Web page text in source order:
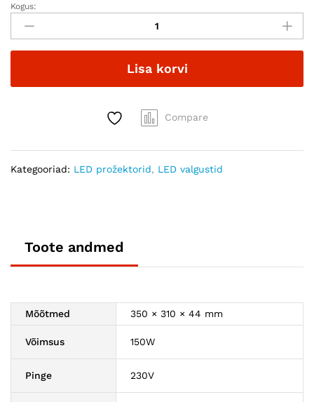
LED
prožektor
150W
IP65
Kogus:
Lisa korvi
Compare
Kategooriad: LED prožektorid, LED valgustid
Toote andmed
Mõõtmed 350 × 310 × 44 mm
Võimsus 150W
Pinge 230V